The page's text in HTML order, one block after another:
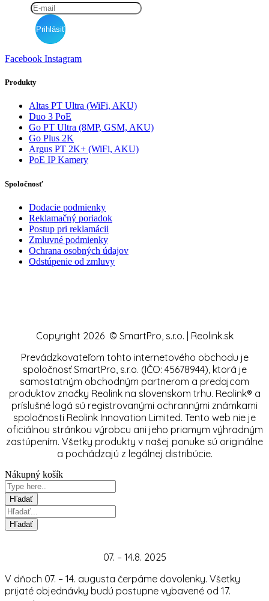
Facebook Instagram
Produkty
Altas PT Ultra (WiFi, AKU)
Duo 3 PoE
Go PT Ultra (8MP, GSM, AKU)
Go Plus 2K
Argus PT 2K+ (WiFi, AKU)
PoE IP Kamery
Spoločnosť
Dodacie podmienky
Reklamačný poriadok
Postup pri reklamácii
Zmluvné podmienky
Ochrana osobných údajov
Odstúpenie od zmluvy
Copyright 2026 © SmartPro, s.r.o. | Reolink.sk
Prevádzkovateľom tohto internetového obchodu je
spoločnosť SmartPro, s.r.o. (IČO: 45678944), ktorá je
samostatným obchodným partnerom a predajcom
produktov značky Reolink na slovenskom trhu. Reolink® a
príslušné logá sú registrovanými ochrannými známkami
spoločnosti Reolink Innovation Limited. Tento web nie je
oficiálnou stránkou výrobcu ani jeho priamym výhradným
zastúpením. Všetky produkty v našej ponuke sú originálne
a pochádzajú z legálnej distribúcie.
Nákupný košík
07. – 14.8. 2025
V dňoch 07. – 14. augusta čerpáme dovolenky. Všetky
prijaté objednávky budú postupne vybavené od 17.